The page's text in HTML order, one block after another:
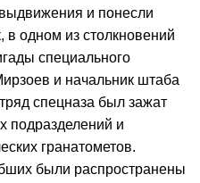
и понесли
в одном из столкновений
специального
и начальник штаба
спецназа был зажат
подразделений и
гранатометов.
были распространены